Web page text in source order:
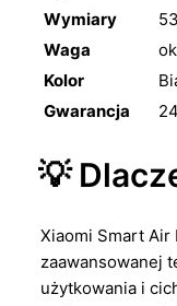
Wymiary
Waga
Kolor
Gwarancja
💡
Xiaomi Smart Air
zaawansowanej
użytkowania i